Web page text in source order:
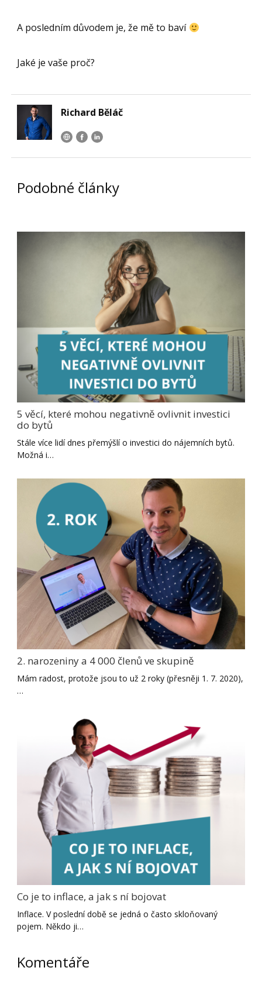
A posledním důvodem je, že mě to baví
Jaké je vaše proč?
Richard Běláč
Podobné články
5 věcí, které mohou negativně ovlivnit investici
do bytů
Stále více lidí dnes přemýšlí o investici do nájemních bytů.
Možná i…
2. narozeniny a 4 000 členů ve skupině
Mám radost, protože jsou to už 2 roky (přesněji 1. 7. 2020),
…
Co je to inflace, a jak s ní bojovat
Inflace. V poslední době se jedná o často skloňovaný
pojem. Někdo ji…
Komentáře